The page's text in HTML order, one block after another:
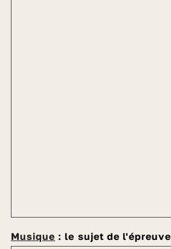
Musique : le sujet de l'épreuve